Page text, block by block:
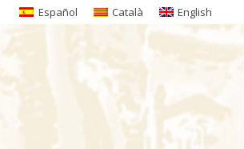
Español Català English